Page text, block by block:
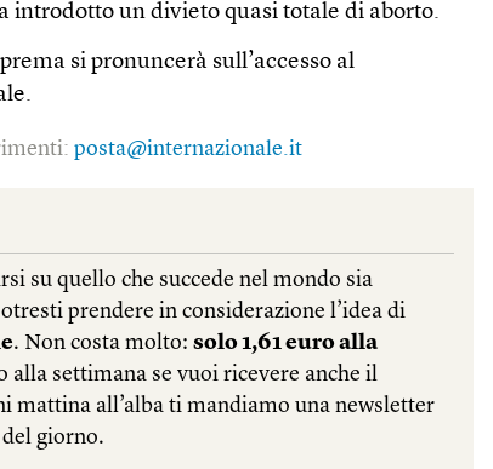
introdotto un divieto quasi totale di aborto.
si pronuncerà sull’accesso al
posta@internazionale.it